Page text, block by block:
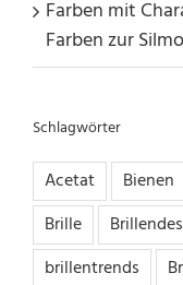
Farben mit
Farben zur
Schlagwörter
Acetat Bienen
Brille
brillentrends